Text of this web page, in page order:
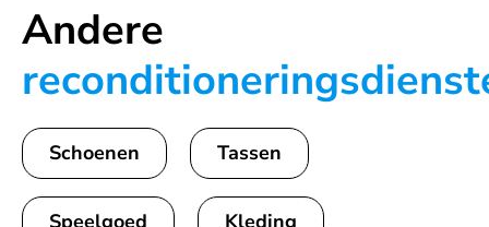
Andere
Schoenen Tassen
Speelgoed Kleding